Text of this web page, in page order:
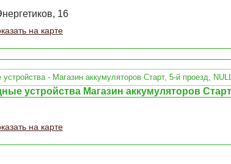
16
на карте
устройства Магазин аккумуляторов Старт
на карте